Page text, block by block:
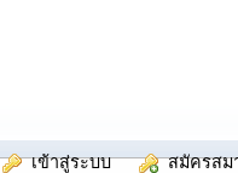
เข้าสู่ระบบ สมัครสม